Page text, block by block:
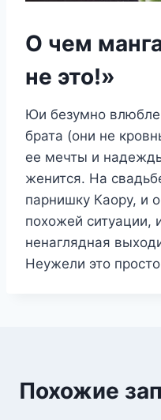
О чем
не это!»
Юи безумно
брата (они не
ее мечты и
женится. На
парнишку Каору, и
похожей ситуации,
ненаглядная
Неужели это
Похожие